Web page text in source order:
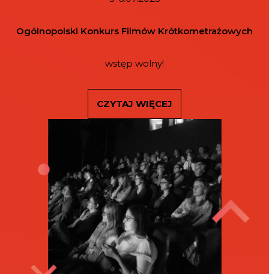
Ogólnopolski Konkurs Filmów Krótkometrażowych
wstęp wolny!
CZYTAJ WIĘCEJ